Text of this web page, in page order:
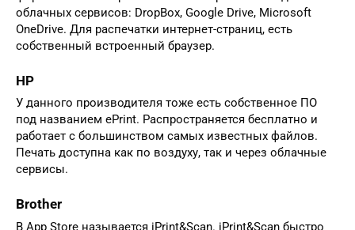
облачных сервисов: DropBox, Google Drive, Microsoft
OneDrive. Для распечатки интернет-страниц, есть
собственный встроенный браузер.
HP
У данного производителя тоже есть собственное ПО
под названием ePrint. Распространяется бесплатно и
работает с большинством самых известных файлов.
Печать доступна как по воздуху, так и через облачные
сервисы.
Brother
В App Store называется iPrint&Scan. iPrint&Scan быстро